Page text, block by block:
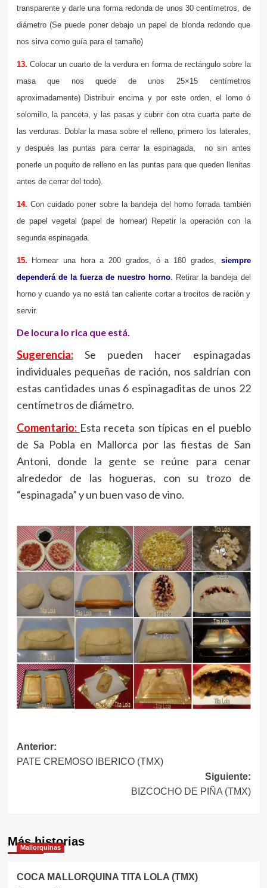
transparente y darle una forma redonda de unos 30 centímetros, de
diámetro (Se puede poner debajo un papel de blonda redondo que
nos sirva como guía para el tamaño)
13. Colocar un cuarto de la verdura en forma de rectángulo sobre la
masa que nos quede de unos 25×15 centímetros
aproximadamente) Distribuir encima y por este orden, el lomo ó
solomillo, la panceta, y las pasas y cubrir con otra cuarta parte de
las verduras. Doblar la masa sobre el relleno, primero los laterales,
y después las puntas para cerrar la espinagada, no sin antes
ponerle un poquito de relleno en las puntas para que queden llenitas
antes de cerrar del todo).
14. Con cuidado poner sobre la bandeja del horno forrada también
de papel vegetal (papel de hornear) Repetir la operación con la
segunda espinagada.
15. Hornear una hora a 200 grados, ó a 180 grados, siempre
dependerá de la fuerza de nuestro horno
Retirar la bandeja del
horno y cuando ya no está tan caliente cortar a trocitos de ración y
servir.
De locura lo rica que está.
Sugerencia:
Se pueden hacer espinagadas
individuales pequeñas de ración, nos saldrían con
estas cantidades unas 6 espinagaditas de unos 22
centímetros de diámetro.
Comentario: Esta receta son típicas en el pueblo
de Sa Pobla en Mallorca por las fiestas de San
Antoni, donde la gente se reúne para cenar
alrededor de las hogueras, con su trozo de
“espinagada” y un buen vaso de vino.
Navegación
de
Anterior:
PATE CREMOSO IBERICO (TMX)
Siguiente:
BIZCOCHO DE PIÑA (TMX)
Más historias
Mallorquinas
COCA MALLORQUINA TITA LOLA (TMX)